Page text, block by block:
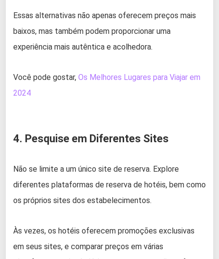
Essas alternativas não apenas oferecem preços mais
baixos, mas também podem proporcionar uma
experiência mais autêntica e acolhedora.
Você pode gostar, Os Melhores Lugares para Viajar em
2024
4. Pesquise em Diferentes Sites
Não se limite a um único site de reserva. Explore
diferentes plataformas de reserva de hotéis, bem como
os próprios sites dos estabelecimentos.
Às vezes, os hotéis oferecem promoções exclusivas
em seus sites, e comparar preços em várias